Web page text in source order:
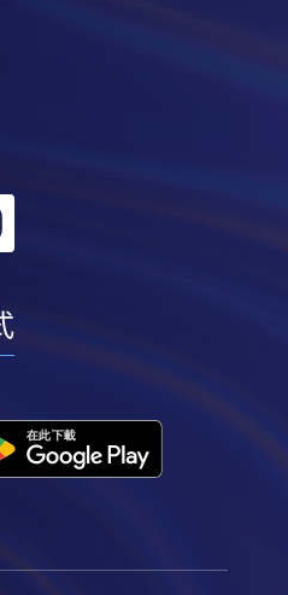
轉
instagram